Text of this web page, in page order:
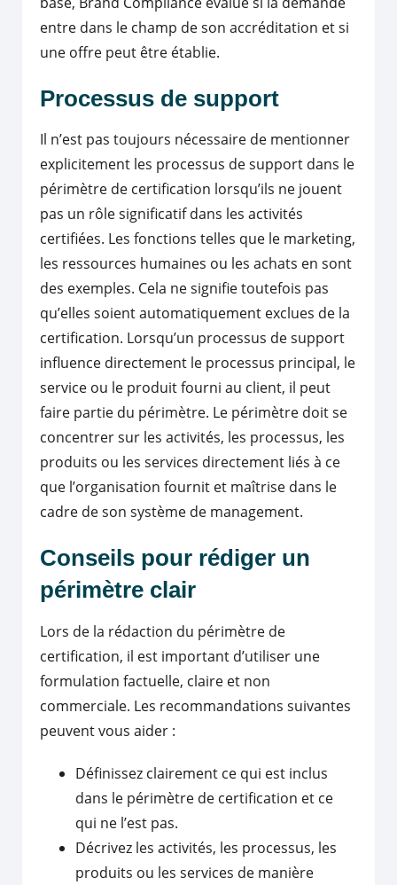
entre dans le champ de son accréditation et si
une offre peut être établie.
Processus de support
Il n’est pas toujours nécessaire de mentionner
explicitement les processus de support dans le
périmètre de certification lorsqu’ils ne jouent
pas un rôle significatif dans les activités
certifiées. Les fonctions telles que le marketing,
les ressources humaines ou les achats en sont
des exemples. Cela ne signifie toutefois pas
qu’elles soient automatiquement exclues de la
certification. Lorsqu’un processus de support
influence directement le processus principal, le
service ou le produit fourni au client, il peut
faire partie du périmètre. Le périmètre doit se
concentrer sur les activités, les processus, les
produits ou les services directement liés à ce
que l’organisation fournit et maîtrise dans le
cadre de son système de management.
Conseils pour rédiger un
périmètre clair
Lors de la rédaction du périmètre de
certification, il est important d’utiliser une
formulation factuelle, claire et non
commerciale. Les recommandations suivantes
peuvent vous aider :
Définissez clairement ce qui est inclus
dans le périmètre de certification et ce
qui ne l’est pas.
Décrivez les activités, les processus, les
produits ou les services de manière